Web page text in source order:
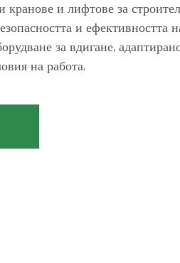
и лифтове за
и ефективността
за вдигане,
на работа.